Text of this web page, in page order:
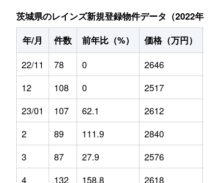
茨城県のレインズ新規登録物件データ（2022年11
年/月
件数 前年比（%） 価格（万円）
22/11
78 0 2646
12
108 0 2517
23/01
107 62.1 2612
2
89 111.9 2840
3
87 27.9 2576
4
132 158.8 2618